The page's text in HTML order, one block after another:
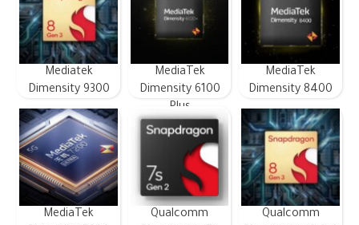
MediaTek
Dimensity 8400
MediaTek
Dimensity 6100
Plus
Mediatek
Dimensity 9300
Qualcomm
Qualcomm
MediaTek